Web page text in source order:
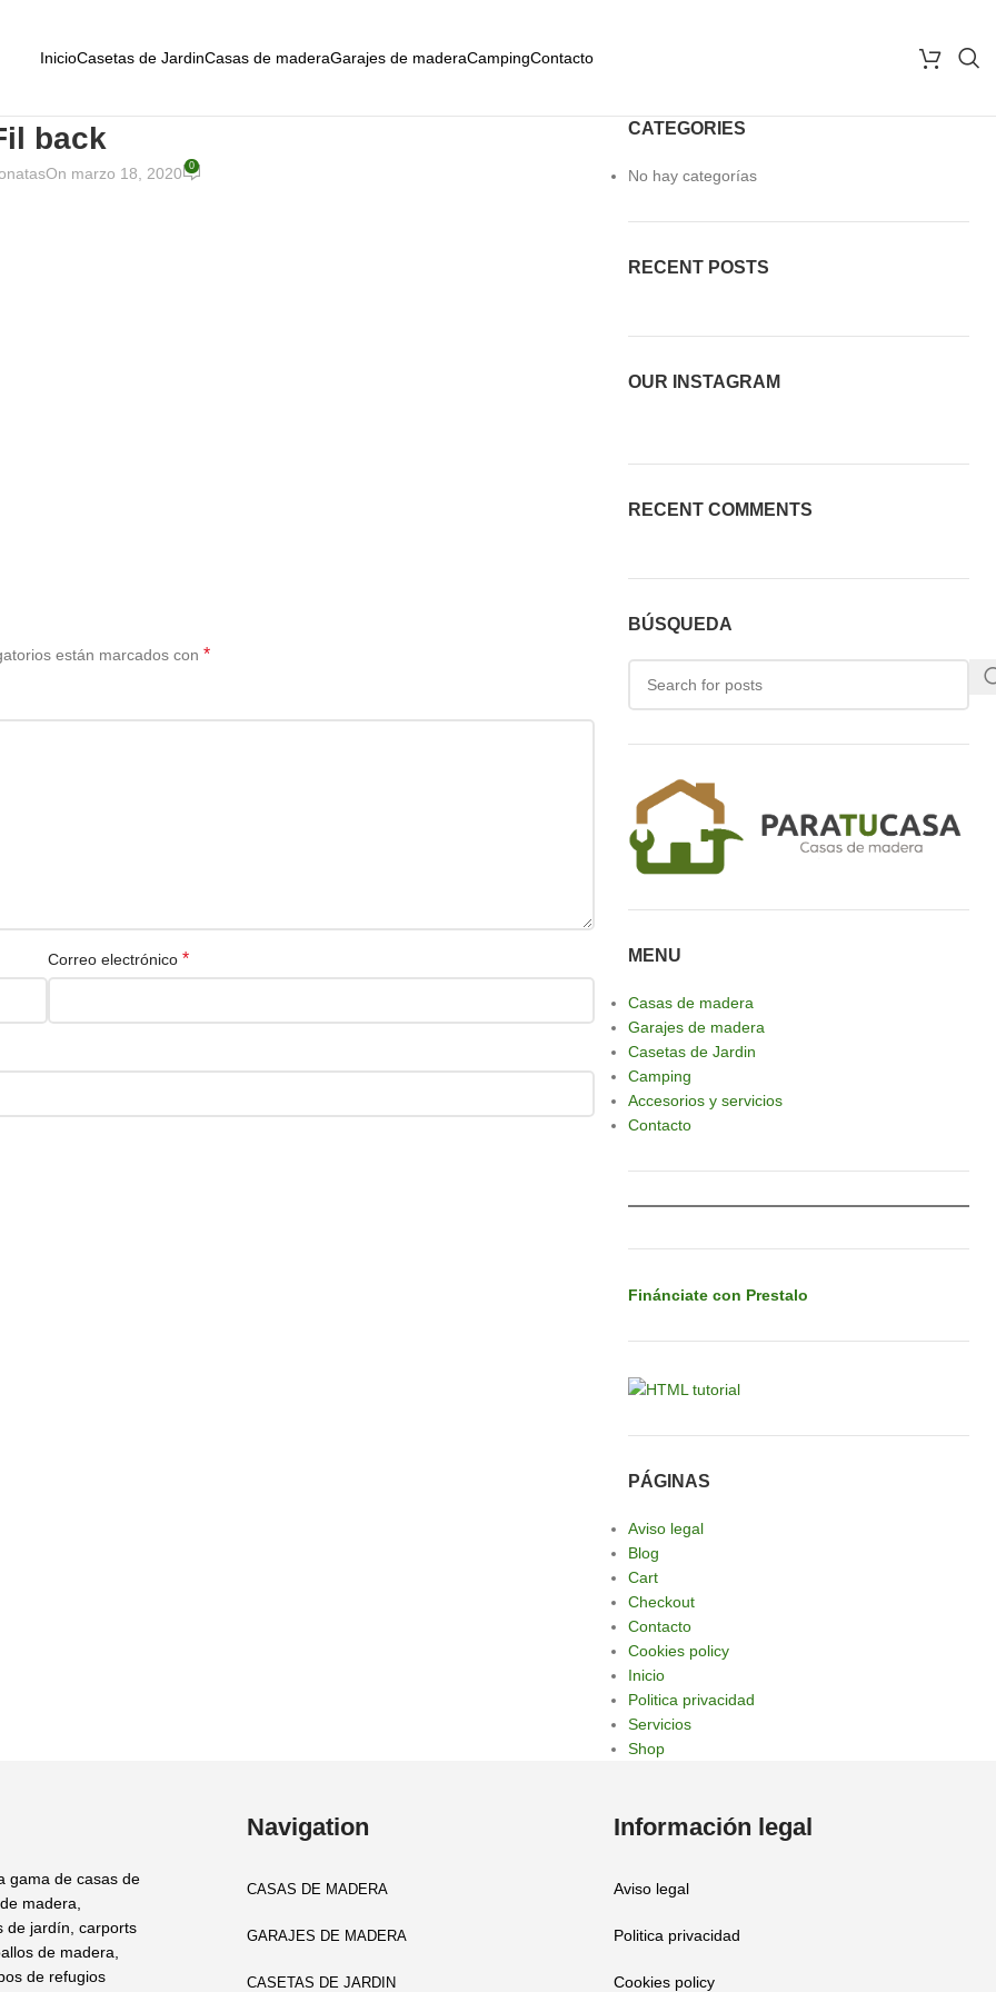
InicioCasetas de JardinCasas de maderaGarajes de maderaCampingContacto
back
On marzo 18, 2020 0
están marcados con *
Correo electrónico*
CATEGORIES
No hay categorías
RECENT POSTS
OUR INSTAGRAM
RECENT COMMENTS
BÚSQUEDA
MENU
Casas de madera
Garajes de madera
Casetas de Jardin
Camping
Accesorios y servicios
Contacto
Finánciate con Prestalo
PÁGINAS
Aviso legal
Blog
Cart
Checkout
Contacto
Cookies policy
Inicio
Politica privacidad
Servicios
Shop
gama de casas de
madera,
de jardín, carports
de madera,
de refugios
Navigation
CASAS DE MADERA
GARAJES DE MADERA
CASETAS DE JARDIN
Información legal
Aviso legal
Politica privacidad
Cookies policy